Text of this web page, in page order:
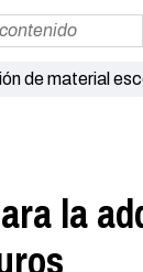
de material
la